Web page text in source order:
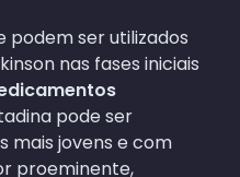
podem ser utilizados
nas fases iniciais
pode ser
mais jovens e com
proeminente,